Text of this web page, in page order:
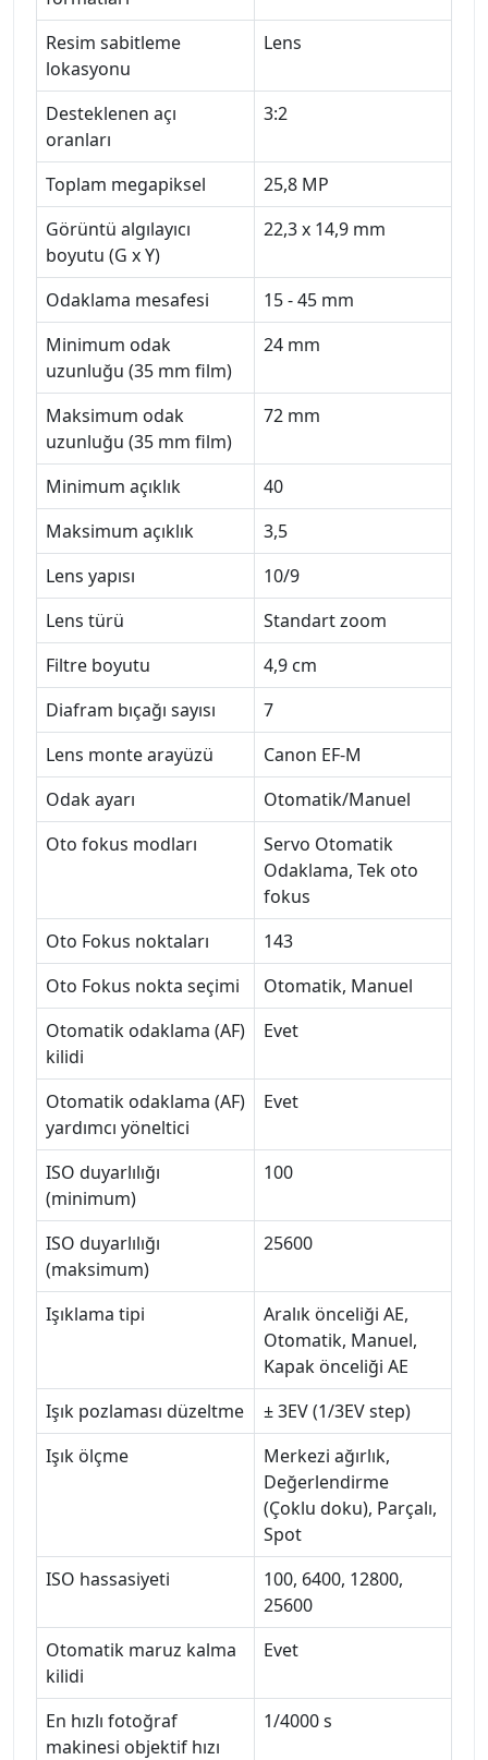
Resim sabitleme
lokasyonu
Lens
Desteklenen açı
oranları
3:2
Toplam megapiksel
25,8 MP
Görüntü algılayıcı
boyutu (G x Y)
22,3 x 14,9 mm
Odaklama mesafesi
15 - 45 mm
Minimum odak
uzunluğu (35 mm film)
24 mm
Maksimum odak
uzunluğu (35 mm film)
72 mm
Minimum açıklık
40
Maksimum açıklık
3,5
Lens yapısı
10/9
Lens türü
Standart zoom
Filtre boyutu
4,9 cm
Diafram bıçağı sayısı
7
Lens monte arayüzü
Canon EF-M
Odak ayarı
Otomatik/Manuel
Oto fokus modları
Servo Otomatik
Odaklama, Tek oto
fokus
Oto Fokus noktaları
143
Oto Fokus nokta seçimi
Otomatik, Manuel
Otomatik odaklama (AF)
kilidi
Evet
Otomatik odaklama (AF)
yardımcı yöneltici
Evet
ISO duyarlılığı
(minimum)
100
ISO duyarlılığı
(maksimum)
25600
Işıklama tipi
Aralık önceliği AE,
Otomatik, Manuel,
Kapak önceliği AE
Işık pozlaması düzeltme
± 3EV (1/3EV step)
Işık ölçme
Merkezi ağırlık,
Değerlendirme
(Çoklu doku), Parçalı,
Spot
ISO hassasiyeti
100, 6400, 12800,
25600
Otomatik maruz kalma
kilidi
Evet
En hızlı fotoğraf
makinesi objektif hızı
1/4000 s